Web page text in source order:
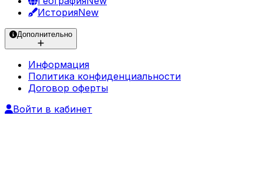
ИсторияNew
Дополнительно
Информация
Политика конфиденциальности
Договор оферты
Войти в кабинет